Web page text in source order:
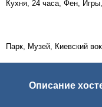
Кухня, 24 часа, Фен,
Парк, Музей, Киевский
Описание